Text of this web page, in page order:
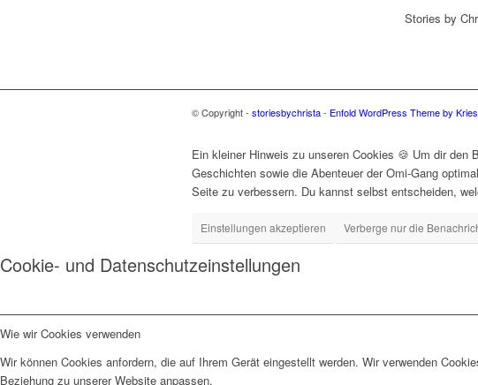
Stories by
© Copyright - storiesbychrista- Enfold WordPress Theme by
Ein kleiner Hinweis zu unseren Cookies 🍪 Um dir
Geschichten sowie die Abenteuer der Omi-Gang
Seite zu verbessern. Du kannst selbst entscheiden,
Einstellungen akzeptieren Verberge nur die
Cookie- und Datenschutzeinstellungen
Wie wir Cookies verwenden
Wir können Cookies anfordern, die auf Ihrem Gerät eingestellt werden. Wir verwenden
Beziehung zu unserer Website anpassen.